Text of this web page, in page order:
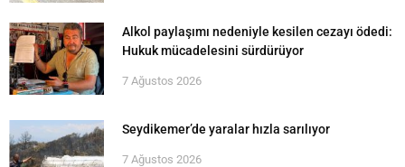
Alkol paylaşımı nedeniyle kesilen cezayı ödedi:
Hukuk mücadelesini sürdürüyor
7 Ağustos 2026
Seydikemer’de yaralar hızla sarılıyor
7 Ağustos 2026